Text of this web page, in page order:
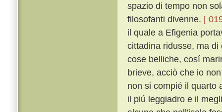
spazio di tempo non
filosofanti divenne. [
il quale a Efigenia
cittadina ridusse, ma
cose belliche, cosí
brieve, acciò che io
non si compié il quarto
il piú leggiadro e il